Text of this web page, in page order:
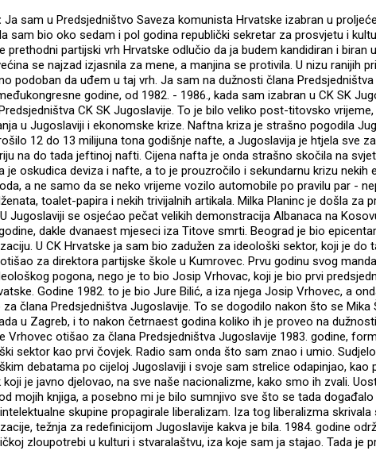
Ja sam u Predsjedništvo Saveza komunista Hrvatske izabran u
sam bio oko sedam i pol godina republički sekretar za prosvjetu i
prethodni partijski vrh Hrvatske odlučio da ja budem kandidiran i biran
se najzad izjasnila za mene, a manjina se protivila. U nizu ranijih
podoban da uđem u taj vrh. Ja sam na dužnosti člana Predsjedništva
godine, od 1982. - 1986., kada sam izabran u CK SK
CK SK Jugoslavije. To je bilo veliko post-titovsko vrijeme,
u Jugoslaviji i ekonomske krize. Naftna kriza je strašno pogodila
12 do 13 milijuna tona godišnje nafte, a Jugoslavija je htjela sve
na do tada jeftinoj nafti. Cijena nafta je onda strašno skočila na
je oskudica deviza i nafte, a to je prouzročilo i sekundarnu krizu nekih
a ne samo da se neko vrijeme vozilo automobile po pravilu par -
toalet-papira i nekih trivijalnih artikala. Milka Planinc je došla za
Jugoslaviji se osjećao pečat velikih demonstracija Albanaca na
dakle dvanaest mjeseci iza Titove smrti. Beograd je bio
U CK Hrvatske ja sam bio zadužen za ideološki sektor, koji je do
za direktora partijske škole u Kumrovec. Prvu godinu svog
pogona, nego je to bio Josip Vrhovac, koji je bio prvi
Godine 1982. to je bio Jure Bilić, a iza njega Josip Vrhovec, a
člana Predsjedništva Jugoslavije. To se dogodilo nakon što se Mika
u Zagreb, i to nakon četrnaest godina koliko ih je proveo na
Vrhovec otišao za člana Predsjedništva Jugoslavije 1983. godine,
sektor kao prvi čovjek. Radio sam onda što sam znao i umio.
debatama po cijeloj Jugoslaviji i svoje sam strelice odapinjao, kao
koji je javno djelovao, na sve naše nacionalizme, kako smo ih zvali.
mojih knjiga, a posebno mi je bilo sumnjivo sve što se tada događalo
skupine propagirale liberalizam. Iza tog liberalizma
težnja za redefinicijom Jugoslavije kakva je bila. 1984. godine
zloupotrebi u kulturi i stvaralaštvu, iza koje sam ja stajao. Tada je